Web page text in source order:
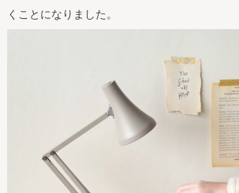
くことになりました。